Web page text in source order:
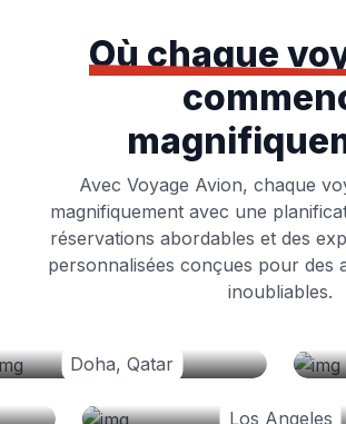
Où chaque
Avec Voyage Avion, chaque
magnifiquement avec une
réservations abordables et des
personnalisées conçues pour des
inoubliables.
Doha, Qatar
Los Angeles